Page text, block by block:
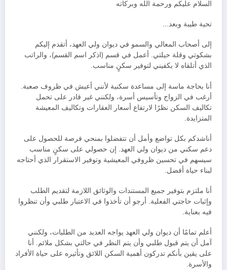
السلام عليكم ورحمة الله وبركاته
تحية طيبة وبعد…
إلى أصحاب المعالي والسمو في ديوان ولي العهد، أتقدم إليكم
بشكوتي وقلة حيلتي. أعمل في قسم (اذكر اسم القسم)، والراتب
الذي أتلقاه لا يكفيني لتوفير سكنٍ مناسب.
أنا بحاجة ماسة إلى مساعدة سكنية لأنني أعيش في ظروف صعبة.
أرغب في الزواج وتأسيس أسرة، ولكنني غير قادر على تحمل
تكاليف السكن نظرًا لارتفاع أسعار العقارات وتكاليف المعيشة
المتزايدة.
أناشدكم بكل تواضع وأمل أن تتفضلوا بمنحي فرصة للحصول على
دعم سكني من ديوان ولي العهد. إن حصولي على سكنٍ مناسب
سيسهم في تحسين ظروفي المعيشية وتوفير الاستقرار الذي أحتاجه
لبناء حياة أفضل.
أنا ملتزم بتوفير جميع المستندات والوثائق اللازمة لتقديم الطلب
وإثبات حاجتي الفعلية. أرجو أن تأخذوا في الاعتبار طلبي وأن تنظروا
فيه بعناية.
أعلم تمامًا أن ديوان ولي العهد يواجه العديد من الطلبات، ولكنني
آمل أن يتم قبول طلبي وأن يتم النظر في حالتي بشكل ملائم. أنا
على يقين بأنكم تدركون أهمية السكن اللائق وتأثيره على حياة الأفراد
والأسرة.